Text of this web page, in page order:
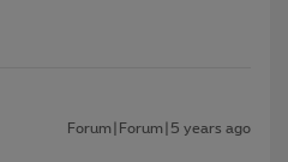
Forum|Forum|5 years ago